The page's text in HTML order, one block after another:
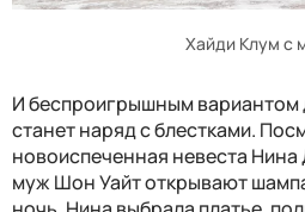
Хайди Клум с
И беспроигрышным вариантом
станет наряд с блестками.
новоиспеченная невеста
муж Шон Уайт открывают